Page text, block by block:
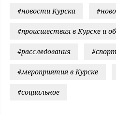
#новости Курска
#происшествия в Курске и
#расследования #спорт
#мероприятия в Курске
#социальное